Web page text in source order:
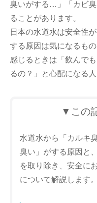
臭いがする…」「カビ
ることがあります。
日本の水道水は安全性
する原因は気になるも
感じるときは「飲んで
るの？」と心配になる
▼この
水道水から「カルキ
臭い」がする原因と
を取り除き、安全に
について解説します。